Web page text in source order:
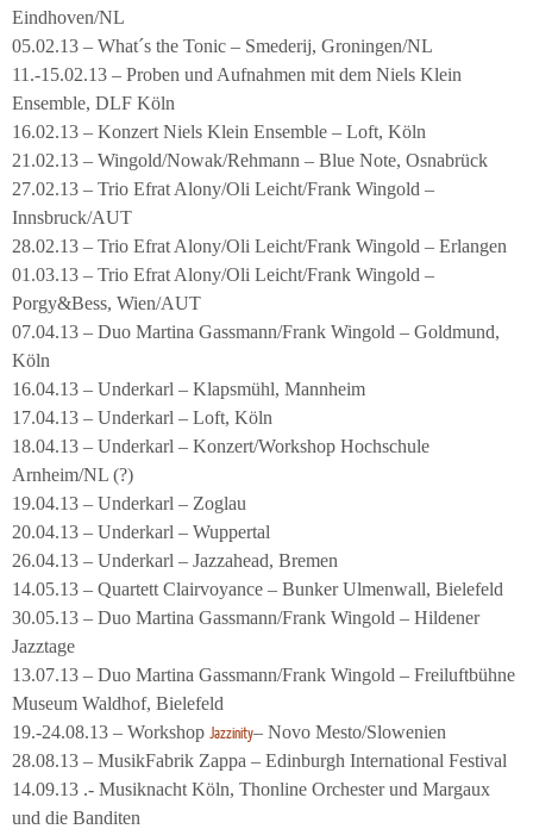
Eindhoven/NL
05.02.13 – What´s the Tonic – Smederij, Groningen/NL
11.-15.02.13 – Proben und Aufnahmen mit dem Niels Klein
Ensemble, DLF Köln
16.02.13 – Konzert Niels Klein Ensemble – Loft, Köln
21.02.13 – Wingold/Nowak/Rehmann – Blue Note, Osnabrück
27.02.13 – Trio Efrat Alony/Oli Leicht/Frank Wingold –
Innsbruck/AUT
28.02.13 – Trio Efrat Alony/Oli Leicht/Frank Wingold – Erlangen
01.03.13 – Trio Efrat Alony/Oli Leicht/Frank Wingold –
Porgy&Bess, Wien/AUT
07.04.13 – Duo Martina Gassmann/Frank Wingold – Goldmund,
Köln
16.04.13 – Underkarl – Klapsmühl, Mannheim
17.04.13 – Underkarl – Loft, Köln
18.04.13 – Underkarl – Konzert/Workshop Hochschule
Arnheim/NL (?)
19.04.13 – Underkarl – Zoglau
20.04.13 – Underkarl – Wuppertal
26.04.13 – Underkarl – Jazzahead, Bremen
14.05.13 – Quartett Clairvoyance – Bunker Ulmenwall, Bielefeld
30.05.13 – Duo Martina Gassmann/Frank Wingold – Hildener
Jazztage
13.07.13 – Duo Martina Gassmann/Frank Wingold – Freiluftbühne
Museum Waldhof, Bielefeld
19.-24.08.13 – Workshop Jazzinity– Novo Mesto/Slowenien
28.08.13 – MusikFabrik Zappa – Edinburgh International Festival
14.09.13 .- Musiknacht Köln, Thonline Orchester und Margaux
und die Banditen